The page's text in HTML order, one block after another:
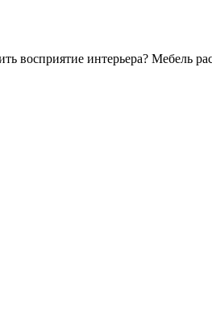
восприятие интерьера? Мебель